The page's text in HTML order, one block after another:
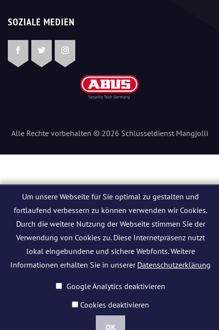
SOZIALE MEDIEN
FacebookTwitterInstagram
Alle Rechte vorbehalten © 2026 Schlüsseldienst Mangjolli
Um unsere Webseite für Sie optimal zu gestalten und
fortlaufend verbessern zu können verwenden wir Cookies.
Durch die weitere Nutzung der Webseite stimmen Sie der
Verwendung von Cookies zu. Diese Internetpräsenz nutzt
lokal eingebundene und sichere Webfonts. Weitere
Informationen erhalten Sie in unserer Datenschutzerklärung
Google Analytics deaktivieren
Cookies deaktivieren
OK